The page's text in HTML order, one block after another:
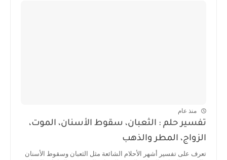
منذ عام
تفسير حلم : الثعبان، سقوط الأسنان، الموت،
الزواج، المطر والذهب
تعرف على تفسير أشهر الأحلام الشائعة مثل الثعبان وسقوط الأسنان